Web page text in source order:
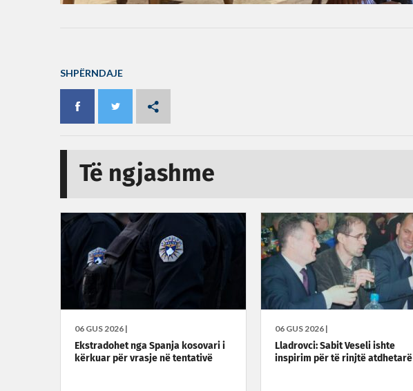
SHPËRNDAJE
Të ngjashme
06 GUS 2026 |
Ekstradohet nga Spanja kosovari i
kërkuar për vrasje në tentativë
06 GUS 2026 |
Lladrovci: Sabit Veseli ishte
inspirim për të rinjtë atdhetarë